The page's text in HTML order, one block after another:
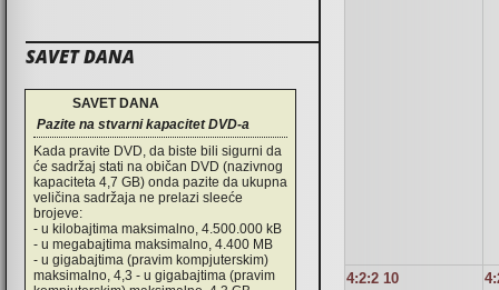
SAVET DANA
SAVET DANA
Pazite na stvarni kapacitet DVD-a
Kada pravite DVD, da biste bili sigurni da
će sadržaj stati na običan DVD (nazivnog
kapaciteta 4,7 GB) onda pazite da ukupna
veličina sadržaja ne prelazi sleeće
brojeve:
- u kilobajtima maksimalno, 4.500.000 kB
- u megabajtima maksimalno, 4.400 MB
- u gigabajtima (pravim kompjuterskim)
maksimalno, 4,3 - u gigabajtima (pravim
4:2:2 10